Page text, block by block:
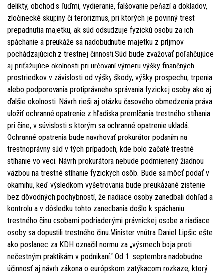
delikty, obchod s ľuďmi, vydieranie, falšovanie peňazí a dokladov,
zločinecké skupiny či terorizmus, pri ktorých je povinný trest
prepadnutia majetku, ak súd odsudzuje fyzickú osobu za ich
spáchanie a preukáže sa nadobudnutie majetku z príjmov
pochádzajúcich z trestnej činnosti.Súd bude zvažovať poľahčujúce
aj priťažujúce okolnosti pri určovaní výmeru výšky finančných
prostriedkov v závislosti od výšky škody, výšky prospechu, trpenia
alebo podporovania protiprávneho správania fyzickej osoby ako aj
ďalšie okolnosti. Návrh rieši aj otázku časového obmedzenia práva
uložiť ochranné opatrenie z hľadiska premlčania trestného stíhania
pri čine, v súvislosti s ktorým sa ochranné opatrenie ukladá.
Ochranné opatrenia bude navrhovať prokurátor podaním na
trestnoprávny súd v tých prípadoch, kde bolo začaté trestné
stíhanie vo veci. Návrh prokurátora nebude podmienený žiadnou
väzbou na trestné stíhanie fyzických osôb. Bude sa môcť podať v
okamihu, keď výsledkom vyšetrovania bude preukázané zistenie
bez dôvodných pochybností, že riadiace osoby zanedbali dohľad a
kontrolu a v dôsledku tohto zanedbania došlo k spáchaniu
trestného činu osobami podriadenými právnickej osobe a riadiace
osoby sa dopustili trestného činu.Minister vnútra Daniel Lipšic ešte
ako poslanec za KDH označil normu za „výsmech boja proti
nečestným praktikám v podnikaní.“ Od 1. septembra nadobudne
účinnosť aj návrh zákona o európskom zatýkacom rozkaze, ktorý